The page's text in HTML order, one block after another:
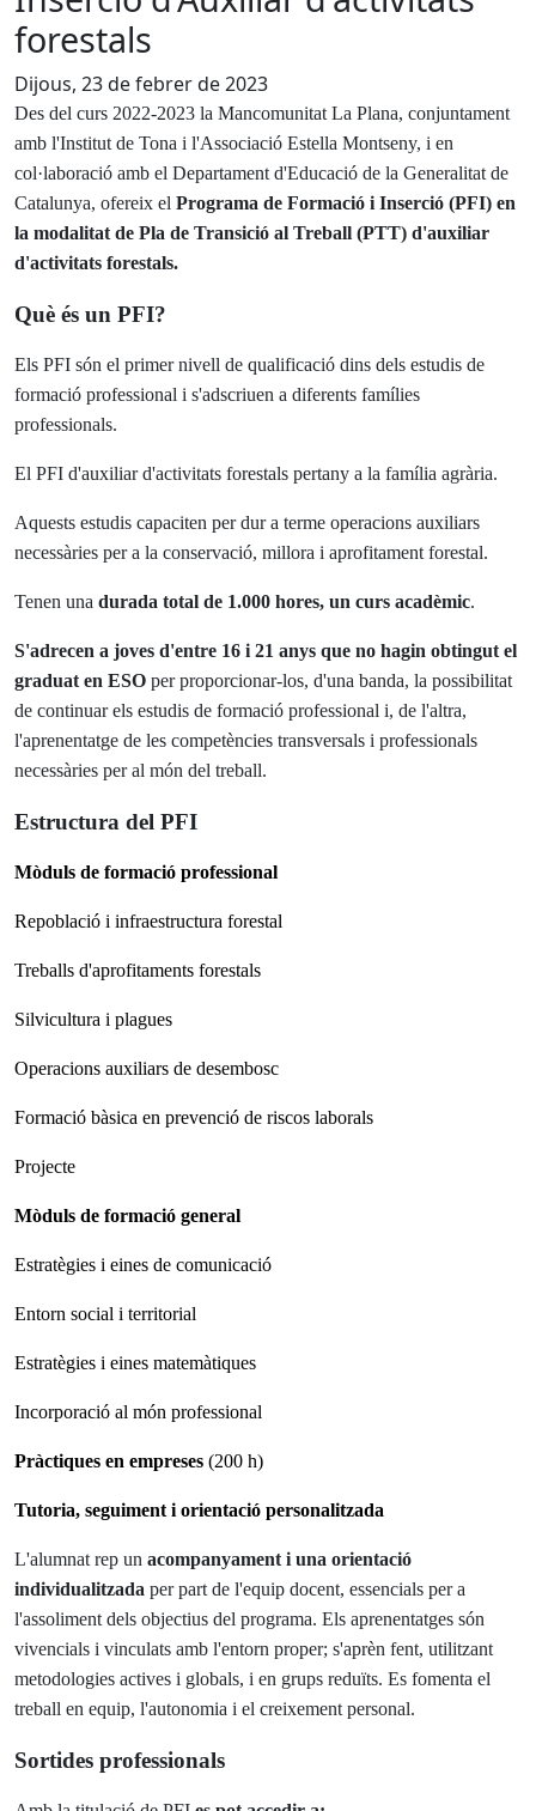
forestals
Dijous, 23 de febrer de 2023
Des del curs 2022-2023 la Mancomunitat La Plana, conjuntament
amb l'Institut de Tona i l'Associació Estella Montseny, i en
col·laboració amb el Departament d'Educació de la Generalitat de
Catalunya, ofereix el Programa de Formació i Inserció (PFI) en
la modalitat de Pla de Transició al Treball (PTT) d'auxiliar
d'activitats forestals.
Què és un PFI?
Els PFI són el primer nivell de qualificació dins dels estudis de
formació professional i s'adscriuen a diferents famílies
professionals.
El PFI d'auxiliar d'activitats forestals pertany a la família agrària.
Aquests estudis capaciten per dur a terme operacions auxiliars
necessàries per a la conservació, millora i aprofitament forestal.
Tenen una durada total de 1.000 hores, un curs acadèmic.
S'adrecen a joves d'entre 16 i 21 anys que no hagin obtingut el
graduat en ESO per proporcionar-los, d'una banda, la possibilitat
de continuar els estudis de formació professional i, de l'altra,
l'aprenentatge de les competències transversals i professionals
necessàries per al món del treball.
Estructura del PFI
Mòduls de formació professional
Repoblació i infraestructura forestal
Treballs d'aprofitaments forestals
Silvicultura i plagues
Operacions auxiliars de desembosc
Formació bàsica en prevenció de riscos laborals
Projecte
Mòduls de formació general
Estratègies i eines de comunicació
Entorn social i territorial
Estratègies i eines matemàtiques
Incorporació al món professional
Pràctiques en empreses (200 h)
Tutoria, seguiment i orientació personalitzada
L'alumnat rep un acompanyament i una orientació
individualitzada per part de l'equip docent, essencials per a
l'assoliment dels objectius del programa. Els aprenentatges són
vivencials i vinculats amb l'entorn proper; s'aprèn fent, utilitzant
metodologies actives i globals, i en grups reduïts. Es fomenta el
treball en equip, l'autonomia i el creixement personal.
Sortides professionals